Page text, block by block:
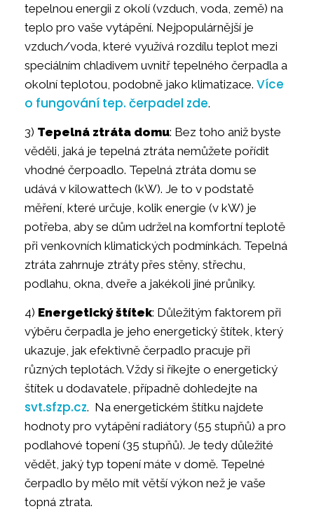
tepelnou energii z okolí (vzduch, voda, země) na
teplo pro vaše vytápění. Nejpopulárnější je
vzduch/voda, které využívá rozdílu teplot mezi
speciálním chladivem uvnitř tepelného čerpadla a
okolní teplotou, podobně jako klimatizace. Více
o fungování tep. čerpadel zde.
3) Tepelná ztráta domu: Bez toho aniž byste
věděli, jaká je tepelná ztráta nemůžete pořídit
vhodné čerpoadlo. Tepelná ztráta domu se
udává v kilowattech (kW). Je to v podstatě
měření, které určuje, kolik energie (v kW) je
potřeba, aby se dům udržel na komfortní teplotě
při venkovních klimatických podmínkách. Tepelná
ztráta zahrnuje ztráty přes stěny, střechu,
podlahu, okna, dveře a jakékoli jiné průniky.
4) Energetický štítek: Důležitým faktorem při
výběru čerpadla je jeho energetický štítek, který
ukazuje, jak efektivně čerpadlo pracuje při
různých teplotách. Vždy si říkejte o energetický
štítek u dodavatele, případně dohledejte na
svt.sfzp.cz. Na energetickém štítku najdete
hodnoty pro vytápění radiátory (55 stupňů) a pro
podlahové topení (35 stupňů). Je tedy důležité
vědět, jaký typ topení máte v domě. Tepelné
čerpadlo by mělo mít větší výkon než je vaše
topná ztrata.